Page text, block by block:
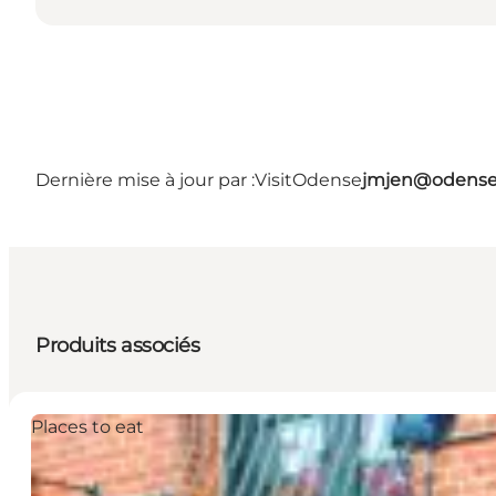
Dernière mise à jour par :VisitOdense
Produits associés
Places to eat